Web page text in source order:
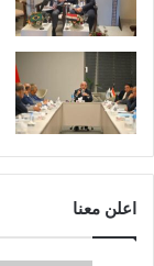
اعلن معنا